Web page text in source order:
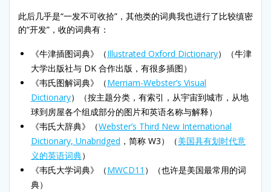
此后几乎是“一发不可收拾”，其他类的词典我也进行了比较缜密
的“开发”，收的词典有：
《牛津插图词典》（Illustrated Oxford Dictionary）（牛津
大学出版社与 DK 合作出版，有很多插图）
《韦氏图解词典》（Merriam-Webster’s Visual
Dictionary）（按主题分类，有索引，从宇宙到城市，从地
球到房屋各个组成部分的图片和英语名称与解释）
《韦氏大辞典》（Webster’s Third New International
Dictionary, Unabridged ，简称 W3）（美国具有划时代意
义的英语词典）
《韦氏大学词典》（MWCD11 ）（也许是美国最常用的词
典）